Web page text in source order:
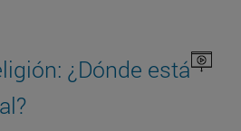
¿Dónde está